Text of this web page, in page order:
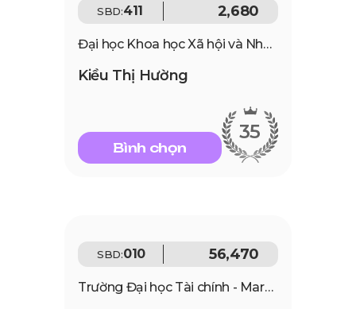
SBD:411 2,680
Đại học Khoa học Xã hội và Nhân văn - ĐHQGHN
Kiều Thị Hường
Bình chọn
35
SBD:010 56,470
Trường Đại học Tài chính - Marketing